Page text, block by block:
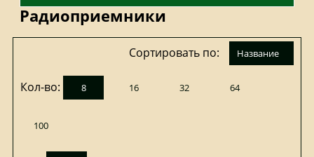
Радиоприемники
Сортировать по: название
Кол-во: 8 16 32 64
100